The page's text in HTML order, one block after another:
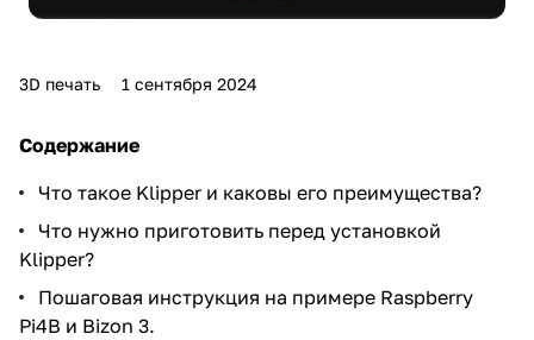
3D печать 1 сентября 2024
Содержание
Что такое Klipper и каковы его преимущества?
Что нужно приготовить перед установкой
Klipper?
Пошаговая инструкция на примере Raspberry
Pi4B и Bizon 3.